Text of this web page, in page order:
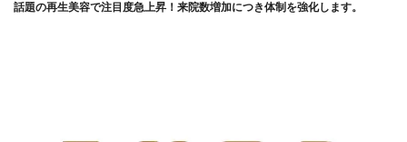
話題の再生美容で注目度急上昇！来院数増加につき体制を強化します。